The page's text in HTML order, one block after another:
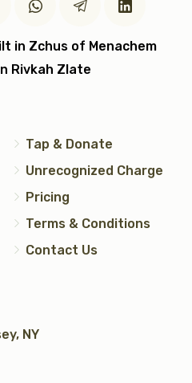
in Zchus of Menachem
Rivkah Zlate
Tap & Donate
Unrecognized Charge
Pricing
Terms & Conditions
Contact Us
NY